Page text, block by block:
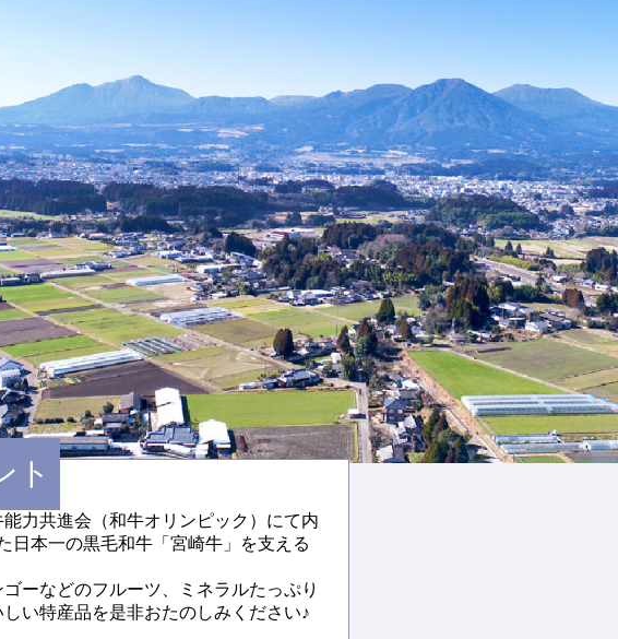
ト
力共進会（和牛オリンピック）にて内
日本一の黒毛和牛「宮崎牛」を支える
ーなどのフルーツ、ミネラルたっぷり
い特産品を是非おたのしみください♪